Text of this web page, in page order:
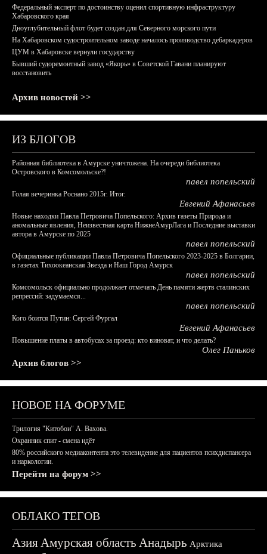
Федеральный эксперт по достоинству оценил спортивную инфраструктуру
Хабаровского края
Дноуглубительный флот будет создан для Северного морского пути
На Хабаровском судостроительном заводе началось производство дебаркадеров
ЦУМ в Хабаровске вернули государству
Бывший судоремонтный завод «Якорь» в Советской Гавани планируют
восстановить
Архив новостей >>
ИЗ БЛОГОВ
Районная библиотека в Амурске уничтожена. На очереди библиотека
Островского в Комсомольске?!
павел попельский
Голая вечеринка Роснано 2015г. Итог.
Евгений Афанасьев
Новые находки Павла Петровича Попельского: Архив газеты Природа и
аномальные явления, Неизвестная карта НижнеАмурЛага и Последние выставки
автора в Амурске по 2025
павел попельский
Официальные публикации Павла Петровича Попельского 2023-2025 в Болгарии,
в газетах Тихоокеанская Звезда и Наш Город Амурск
павел попельский
Комсомольск официально продолжает отмечать День памяти жертв сталинских
репрессий: задумаемся...
павел попельский
Кого боится Путин: Сергей Фургал
Евгений Афанасьев
Повышение платы в автобусах за проезд: кто виноват, и что делать?
Олег Паньков
Архив блогов >>
НОВОЕ НА ФОРУМЕ
Трилогия "Китобои" А. Вахова.
Охранник спит - смена идёт
80% российского медиаконтента это телевидение для пациентов психдиспансера
и наркологии.
Перейти на форум >>
ОБЛАКО ТЕГОВ
АзияАмурская область Анадырь Арктика